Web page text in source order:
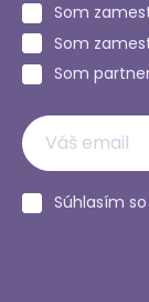
Som
Som
Som
Súhlasím so